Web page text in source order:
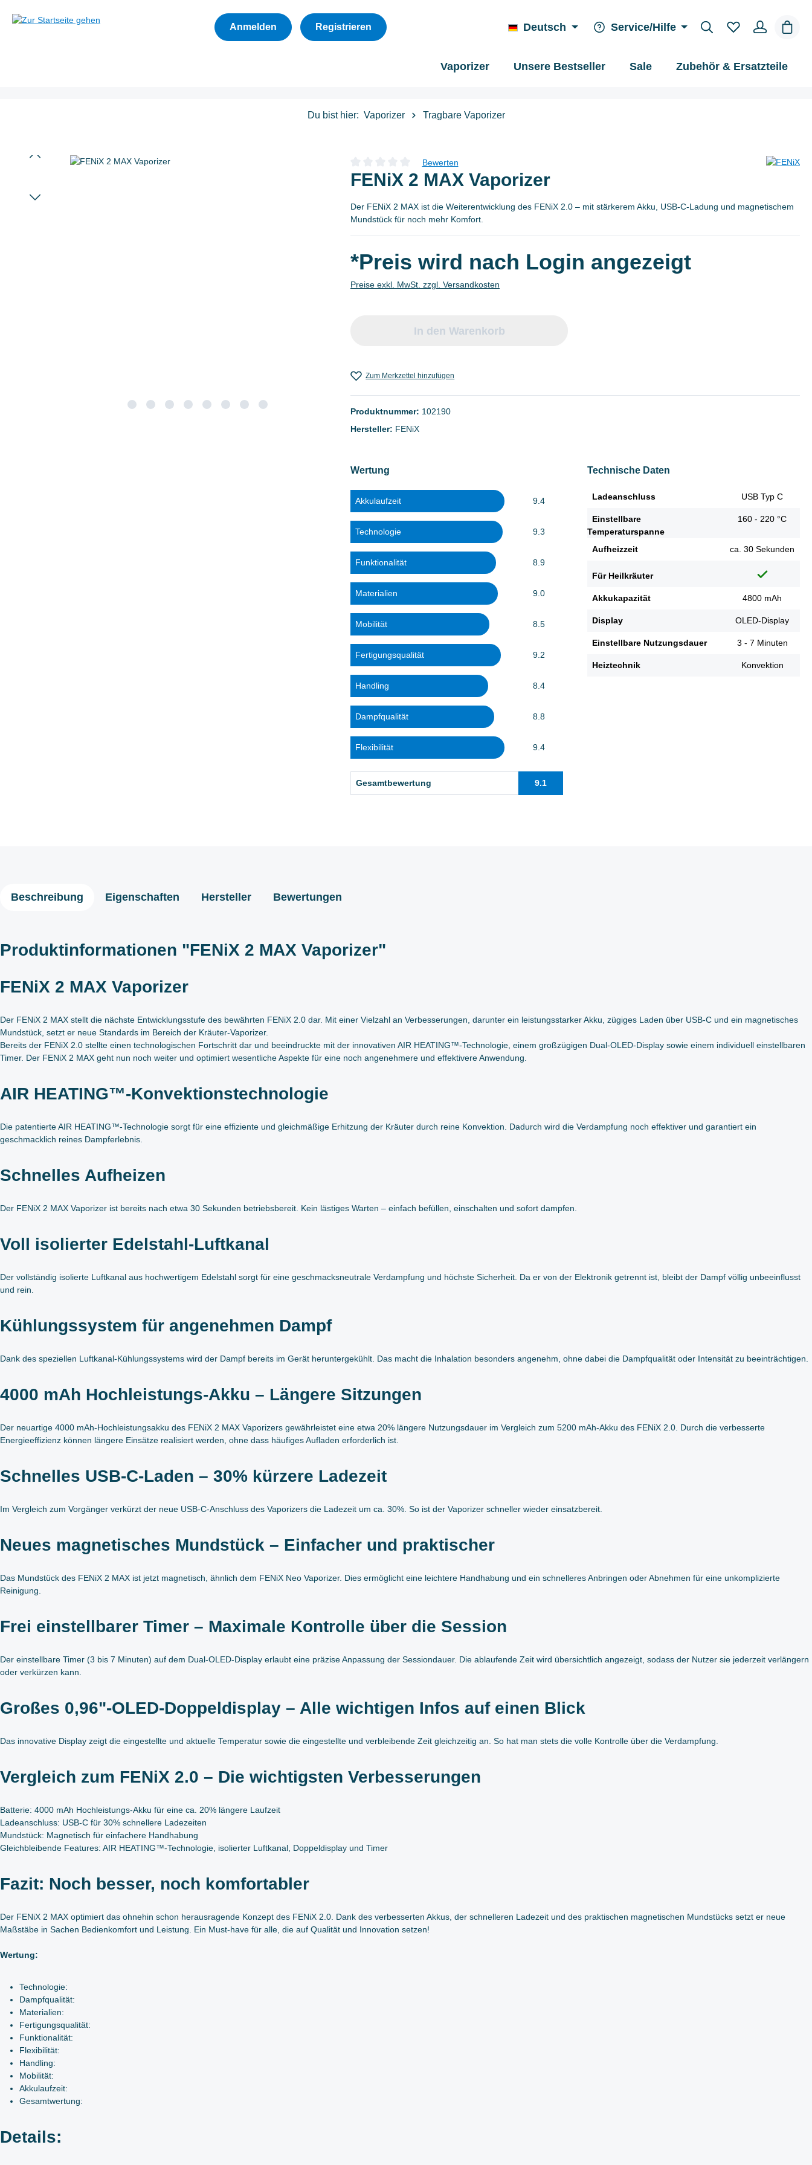
Hauptnavigation springen
Deutsch Service/Hilfe
Anmelden Registrieren
Vaporizer Unsere Bestseller Sale Zubehör & Ersatzteile
Du bist hier: Vaporizer Tragbare Vaporizer
Bildergalerie überspringen
Durchschnittliche Bewertung von 0 von 5 Sternen
Bewerten
FENiX 2 MAX Vaporizer
Der FENiX 2 MAX ist die Weiterentwicklung des FENiX 2.0 – mit stärkerem Akku, USB-C-Ladung und magnetischem
Mundstück für noch mehr Komfort.
*Preis wird nach Login angezeigt
Preise exkl. MwSt. zzgl. Versandkosten
In den Warenkorb
Zum Merkzettel hinzufügen
Produktnummer: 102190
Hersteller: FENiX
Wertung
Akkulaufzeit 9.4
Technologie 9.3
Funktionalität 8.9
Materialien 9.0
Mobilität 8.5
Fertigungsqualität 9.2
Handling 8.4
Dampfqualität 8.8
Flexibilität 9.4
Gesamtbewertung 9.1
Technische Daten
Ladeanschluss USB Typ C
Einstellbare
Temperaturspanne
160 - 220 °C
Aufheizzeit ca. 30 Sekunden
Für Heilkräuter
Akkukapazität 4800 mAh
Display OLED-Display
Einstellbare Nutzungsdauer 3 - 7 Minuten
Heiztechnik Konvektion
Beschreibung Eigenschaften Hersteller Bewertungen
Produktinformationen "FENiX 2 MAX Vaporizer"
FENiX 2 MAX Vaporizer
Der FENiX 2 MAX stellt die nächste Entwicklungsstufe des bewährten FENiX 2.0 dar. Mit einer Vielzahl an Verbesserungen, darunter ein leistungsstarker Akku, zügiges Laden über USB-C und ein magnetisches
Mundstück, setzt er neue Standards im Bereich der Kräuter-Vaporizer.
Bereits der FENiX 2.0 stellte einen technologischen Fortschritt dar und beeindruckte mit der innovativen AIR HEATING™-Technologie, einem großzügigen Dual-OLED-Display sowie einem individuell einstellbaren
Timer. Der FENiX 2 MAX geht nun noch weiter und optimiert wesentliche Aspekte für eine noch angenehmere und effektivere Anwendung.
AIR HEATING™-Konvektionstechnologie
Die patentierte AIR HEATING™-Technologie sorgt für eine effiziente und gleichmäßige Erhitzung der Kräuter durch reine Konvektion. Dadurch wird die Verdampfung noch effektiver und garantiert ein
geschmacklich reines Dampferlebnis.
Schnelles Aufheizen
Der FENiX 2 MAX Vaporizer ist bereits nach etwa 30 Sekunden betriebsbereit. Kein lästiges Warten – einfach befüllen, einschalten und sofort dampfen.
Voll isolierter Edelstahl-Luftkanal
Der vollständig isolierte Luftkanal aus hochwertigem Edelstahl sorgt für eine geschmacksneutrale Verdampfung und höchste Sicherheit. Da er von der Elektronik getrennt ist, bleibt der Dampf völlig unbeeinflusst
und rein.
Kühlungssystem für angenehmen Dampf
Dank des speziellen Luftkanal-Kühlungssystems wird der Dampf bereits im Gerät heruntergekühlt. Das macht die Inhalation besonders angenehm, ohne dabei die Dampfqualität oder Intensität zu beeinträchtigen.
4000 mAh Hochleistungs-Akku – Längere Sitzungen
Der neuartige 4000 mAh-Hochleistungsakku des FENiX 2 MAX Vaporizers gewährleistet eine etwa 20% längere Nutzungsdauer im Vergleich zum 5200 mAh-Akku des FENiX 2.0. Durch die verbesserte
Energieeffizienz können längere Einsätze realisiert werden, ohne dass häufiges Aufladen erforderlich ist.
Schnelles USB-C-Laden – 30% kürzere Ladezeit
Im Vergleich zum Vorgänger verkürzt der neue USB-C-Anschluss des Vaporizers die Ladezeit um ca. 30%. So ist der Vaporizer schneller wieder einsatzbereit.
Neues magnetisches Mundstück – Einfacher und praktischer
Das Mundstück des FENiX 2 MAX ist jetzt magnetisch, ähnlich dem FENiX Neo Vaporizer. Dies ermöglicht eine leichtere Handhabung und ein schnelleres Anbringen oder Abnehmen für eine unkomplizierte
Reinigung.
Frei einstellbarer Timer – Maximale Kontrolle über die Session
Der einstellbare Timer (3 bis 7 Minuten) auf dem Dual-OLED-Display erlaubt eine präzise Anpassung der Sessiondauer. Die ablaufende Zeit wird übersichtlich angezeigt, sodass der Nutzer sie jederzeit verlängern
oder verkürzen kann.
Großes 0,96"-OLED-Doppeldisplay – Alle wichtigen Infos auf einen Blick
Das innovative Display zeigt die eingestellte und aktuelle Temperatur sowie die eingestellte und verbleibende Zeit gleichzeitig an. So hat man stets die volle Kontrolle über die Verdampfung.
Vergleich zum FENiX 2.0 – Die wichtigsten Verbesserungen
Batterie: 4000 mAh Hochleistungs-Akku für eine ca. 20% längere Laufzeit
Ladeanschluss: USB-C für 30% schnellere Ladezeiten
Mundstück: Magnetisch für einfachere Handhabung
Gleichbleibende Features: AIR HEATING™-Technologie, isolierter Luftkanal, Doppeldisplay und Timer
Fazit: Noch besser, noch komfortabler
Der FENiX 2 MAX optimiert das ohnehin schon herausragende Konzept des FENiX 2.0. Dank des verbesserten Akkus, der schnelleren Ladezeit und des praktischen magnetischen Mundstücks setzt er neue
Maßstäbe in Sachen Bedienkomfort und Leistung. Ein Must-have für alle, die auf Qualität und Innovation setzen!
Wertung:
Technologie:
Dampfqualität:
Materialien:
Fertigungsqualität:
Funktionalität:
Flexibilität:
Handling:
Mobilität:
Akkulaufzeit:
Gesamtwertung:
Details: